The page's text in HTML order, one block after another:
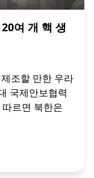
여 개 핵 생
조할 만한 우라
국제안보협력
르면 북한은